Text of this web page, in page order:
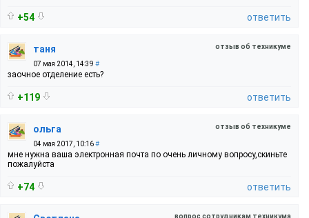
+54 ответить
отзыв об техникуме
таня
07 мая 2014, 14:39 #
заочное отделение есть?
+119 ответить
отзыв об техникуме
ольга
04 мая 2017, 10:16#
мне нужна ваша электронная почта по очень личному вопросу,скиньте
пожалуйста
+74 ответить
вопрос сотрудникам техникума